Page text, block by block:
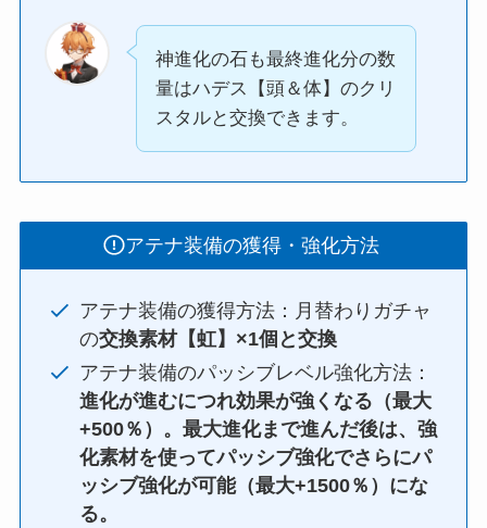
神進化の石も最終進化分の数
量はハデス【頭＆体】のクリ
スタルと交換できます。
アテナ装備の獲得・強化方法
アテナ装備の獲得方法：月替わりガチャ
の交換素材【虹】×1個と交換
アテナ装備のパッシブレベル強化方法：
進化が進むにつれ効果が強くなる（最大
+500％）。最大進化まで進んだ後は、強
化素材を使ってパッシブ強化でさらにパ
ッシブ強化が可能（最大+1500％）にな
る。